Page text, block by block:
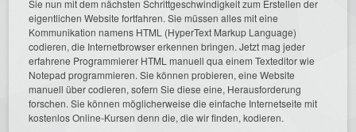
Sie nun mit dem nächsten Schrittgeschwindigkeit zum Erstellen der
eigentlichen Website fortfahren. Sie müssen alles mit eine
Kommunikation namens HTML (HyperText Markup Language)
codieren, die Internetbrowser erkennen bringen. Jetzt mag jeder
erfahrene Programmierer HTML manuell qua einem Texteditor wie
Notepad programmieren. Sie können probieren, eine Website
manuell über codieren, sofern Sie diese eine, Herausforderung
forschen. Sie können möglicherweise die einfache Internetseite mit
kostenlos Online-Kursen denn die, die wir finden, kodieren.